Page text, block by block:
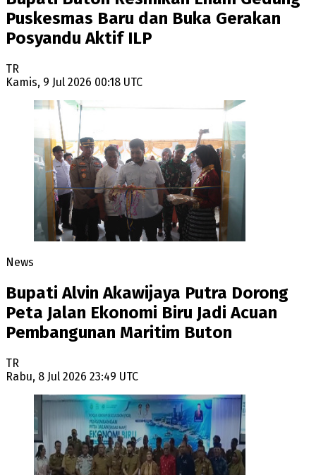
Puskesmas Baru dan Buka Gerakan
Posyandu Aktif ILP
TR
Kamis, 9 Jul 2026 00:18 UTC
News
Bupati Alvin Akawijaya Putra Dorong
Peta Jalan Ekonomi Biru Jadi Acuan
Pembangunan Maritim Buton
TR
Rabu, 8 Jul 2026 23:49 UTC